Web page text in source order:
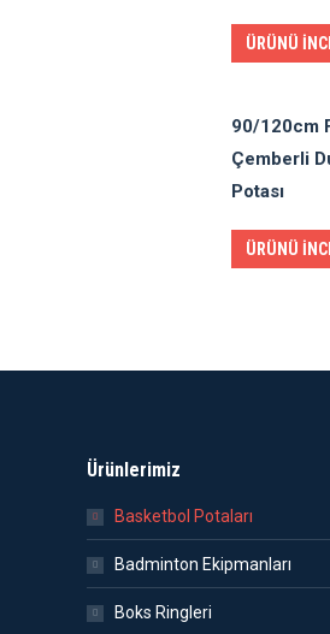
ÜRÜNÜ
90/120cm
Çemberli
Potası
ÜRÜNÜ
Ürünlerimiz
Basketbol Potaları
Badminton Ekipmanları
Boks Ringleri